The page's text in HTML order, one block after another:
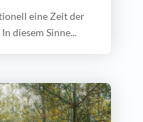
eine Zeit der
diesem Sinne...